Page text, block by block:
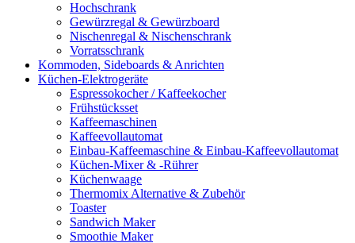
Hochschrank
Gewürzregal & Gewürzboard
Nischenregal & Nischenschrank
Vorratsschrank
Kommoden, Sideboards & Anrichten
Küchen-Elektrogeräte
Espressokocher / Kaffeekocher
Frühstücksset
Kaffeemaschinen
Kaffeevollautomat
Einbau-Kaffeemaschine & Einbau-Kaffeevollautomat
Küchen-Mixer & -Rührer
Küchenwaage
Thermomix Alternative & Zubehör
Toaster
Sandwich Maker
Smoothie Maker